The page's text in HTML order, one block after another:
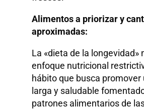
Alimentos a priorizar y
aproximadas:
La «dieta de la longevidad»
enfoque nutricional
hábito que busca promover
larga y saludable
patrones alimentarios de